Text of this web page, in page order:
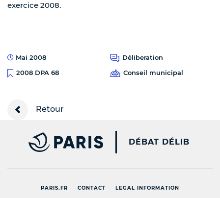
exercice 2008.
Mai 2008
Déliberation
2008 DPA 68
Conseil municipal
Retour
PARIS.FR [NEW
DÉBAT DÉLIB
PARIS.FR CONTACT LEGAL INFORMATION